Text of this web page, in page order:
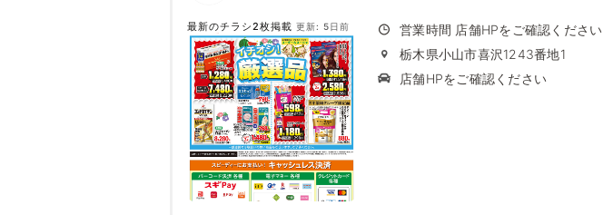
最新のチラシ2枚掲載 更新: 5日前
営業時間 店舗HPをご確認ください
栃木県小山市喜沢1243番地1
店舗HPをご確認ください